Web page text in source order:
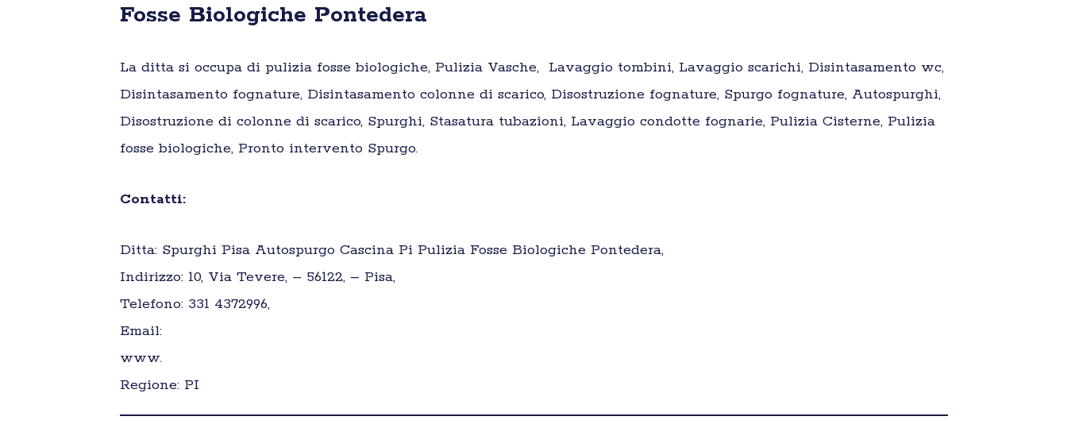
Fosse Biologiche Pontedera
La ditta si occupa di pulizia fosse biologiche, Pulizia Vasche, Lavaggio tombini, Lavaggio scarichi, Disintasamento wc,
Disintasamento fognature, Disintasamento colonne di scarico, Disostruzione fognature, Spurgo fognature, Autospurghi,
Disostruzione di colonne di scarico, Spurghi, Stasatura tubazioni, Lavaggio condotte fognarie, Pulizia Cisterne, Pulizia
fosse biologiche, Pronto intervento Spurgo.
Contatti:
Ditta: Spurghi Pisa Autospurgo Cascina Pi Pulizia Fosse Biologiche Pontedera,
Indirizzo: 10, Via Tevere, – 56122, – Pisa,
Telefono: 331 4372996,
Email:
www.
Regione: PI